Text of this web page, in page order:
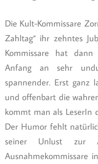
Die Kult-Kommissare
Zahltag“ ihr zehntes
Kommissare hat
Anfang an sehr
spannender. Erst ganz
und offenbart die
kommt man als LeserIn
Der Humor fehlt
seiner Unlust zur
Ausnahmekommissare